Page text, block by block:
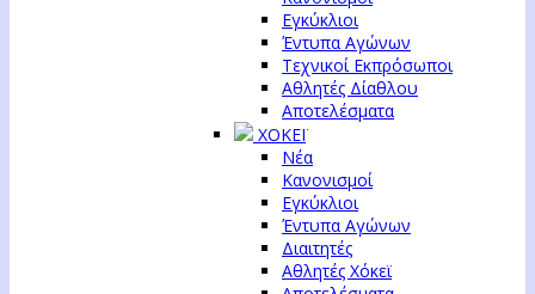
Εγκύκλιοι
Έντυπα Αγώνων
Τεχνικοί Εκπρόσωποι
Αθλητές Δίαθλου
Αποτελέσματα
ΧΟΚΕΪ
Νέα
Κανονισμοί
Εγκύκλιοι
Έντυπα Αγώνων
Διαιτητές
Αθλητές Χόκεϊ